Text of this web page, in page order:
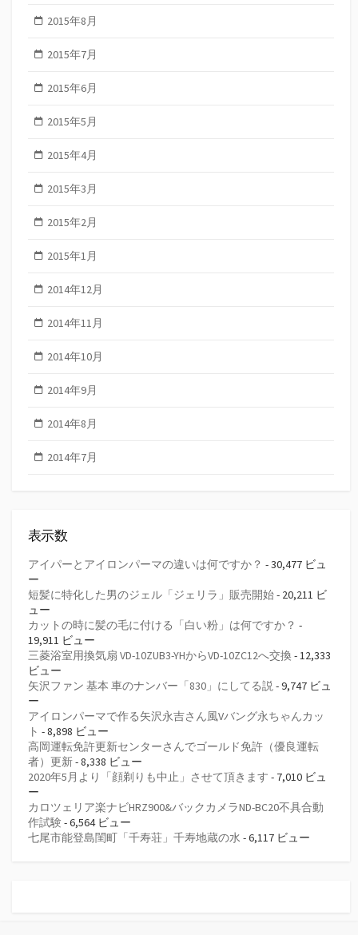
2015年8月
2015年7月
2015年6月
2015年5月
2015年4月
2015年3月
2015年2月
2015年1月
2014年12月
2014年11月
2014年10月
2014年9月
2014年8月
2014年7月
表示数
アイパーとアイロンパーマの違いは何ですか？ - 30,477 ビュ
ー
短髪に特化した男のジェル「ジェリラ」販売開始- 20,211 ビ
ュー
カットの時に髪の毛に付ける「白い粉」は何ですか？ -
19,911 ビュー
三菱浴室用換気扇 VD-10ZUB3-YHからVD-10ZC12へ交換 - 12,333
ビュー
矢沢ファン 基本 車のナンバー「830」にしてる説- 9,747 ビュ
ー
アイロンパーマで作る矢沢永吉さん風Vバング永ちゃんカッ
ト - 8,898 ビュー
高岡運転免許更新センターさんでゴールド免許（優良運転
者）更新- 8,338 ビュー
2020年5月より「顔剃りも中止」させて頂きます - 7,010 ビュ
ー
カロツェリア楽ナビHRZ900&バックカメラND-BC20不具合動
作試験 - 6,564 ビュー
七尾市能登島閨町「千寿荘」千寿地蔵の水 - 6,117 ビュー